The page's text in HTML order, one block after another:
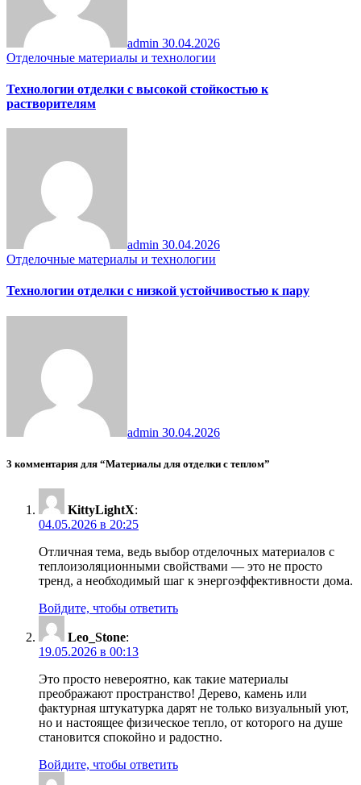
admin 30.04.2026
Отделочные материалы и технологии
Технологии отделки с высокой стойкостью к
растворителям
admin 30.04.2026
Отделочные материалы и технологии
Технологии отделки с низкой устойчивостью к пару
admin 30.04.2026
3 комментария для “Материалы для отделки с теплом”
KittyLightX:
04.05.2026 в 20:25
Отличная тема, ведь выбор отделочных материалов с
теплоизоляционными свойствами — это не просто
тренд, а необходимый шаг к энергоэффективности дома.
Войдите, чтобы ответить
Leo_Stone:
19.05.2026 в 00:13
Это просто невероятно, как такие материалы
преображают пространство! Дерево, камень или
фактурная штукатурка дарят не только визуальный уют,
но и настоящее физическое тепло, от которого на душе
становится спокойно и радостно.
Войдите, чтобы ответить